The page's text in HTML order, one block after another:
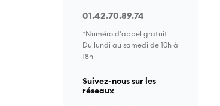
01.42.70.89.74
*Numéro d'appel gratuit
Du lundi au samedi de 10h à
18h
Suivez-nous sur les
réseaux